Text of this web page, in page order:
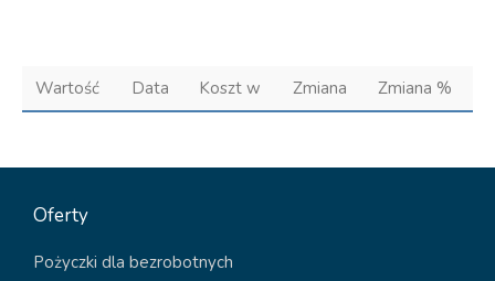
Wartość Data Koszt w Zmiana Zmiana %
Oferty
Pożyczki dla bezrobotnych